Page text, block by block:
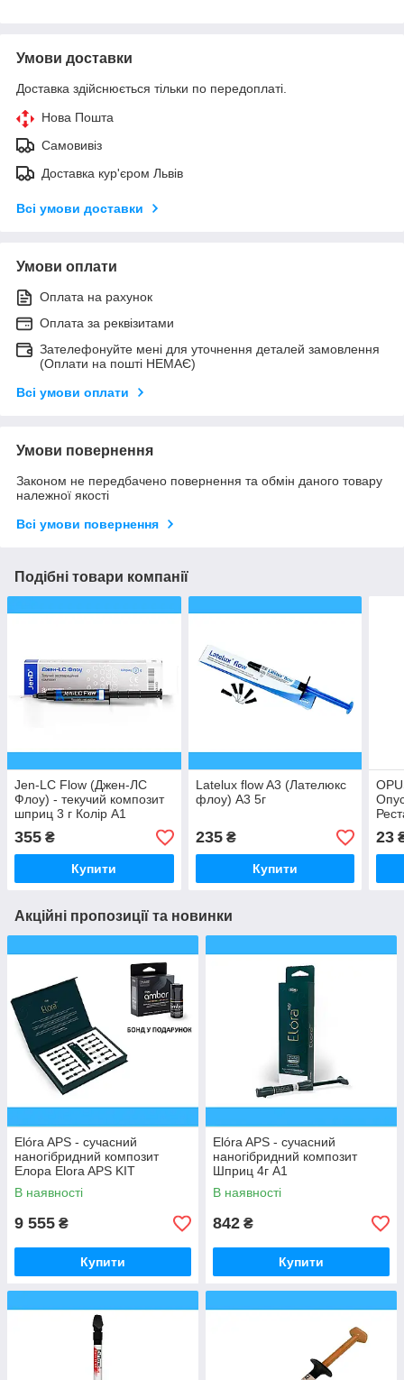
Умови доставки
Доставка здійснюється тільки по передоплаті.
Нова Пошта
Самовивіз
Доставка кур'єром Львів
Всі умови доставки
Умови оплати
Оплата на рахунок
Оплата за реквізитами
Зателефонуйте мені для уточнення деталей замовлення
(Оплати на пошті НЕМАЄ)
Всі умови оплати
Умови повернення
Законом не передбачено повернення та обмін даного товару
належної якості
Всі умови повернення
Подібні товари компанії
Jen-LC Flow (Джен-ЛС
Флоу) - текучий композит
шприц 3 г Колір А1
355 ₴
Купити
Latelux flow A3 (Лателюкс
флоу) А3 5г
235₴
Купити
23
Акційні пропозиції та новинки
Elóra APS - сучасний
наногібридний композит
Елора Elora APS KIT
ELEGANCE 11 шприців +
бонд
В наявності
9 555 ₴
Купити
Elóra APS - сучасний
наногібридний композит
Шприц 4г A1
В наявності
842 ₴
Купити